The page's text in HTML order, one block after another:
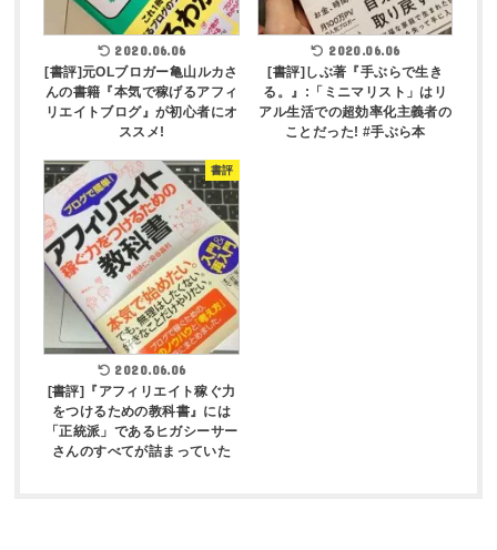
2020.06.06
[書評]元OLブロガー亀山ルカさ
んの書籍『本気で稼げるアフィ
リエイトブログ』が初心者にオ
ススメ!
2020.06.06
[書評]しぶ著『手ぶらで生き
る。』:「ミニマリスト」はリ
アル生活での超効率化主義者の
ことだった! #手ぶら本
書評
2020.06.06
[書評]『アフィリエイト稼ぐ力
をつけるための教科書』には
「正統派」であるヒガシーサー
さんのすべてが詰まっていた